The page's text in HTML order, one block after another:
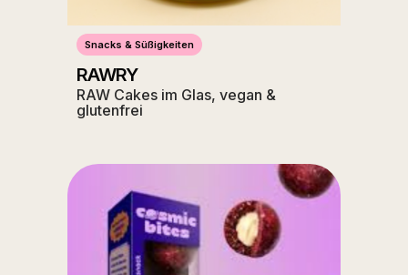
Snacks & Süßigkeiten
RAWRY
RAW Cakes im Glas, vegan &
glutenfrei